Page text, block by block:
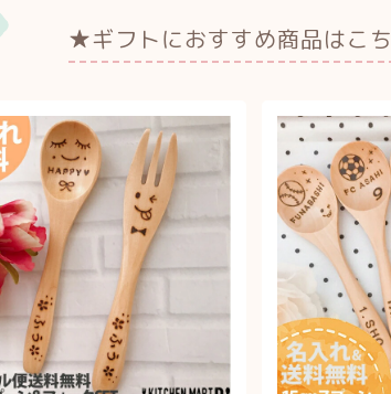
★ギフトにおすすめ商品はこ